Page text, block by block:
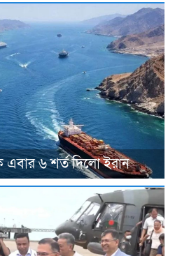
এবার ৬ শর্ত দিলো ইরান